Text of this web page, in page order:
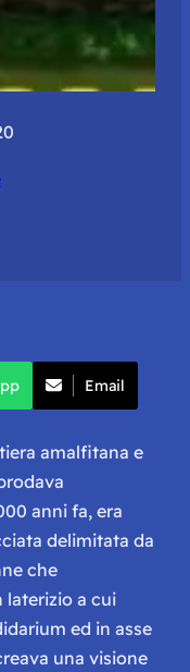
Email
amalfitana e
anni fa, era
delimitata da
che
laterizio a cui
ed in asse
una visione